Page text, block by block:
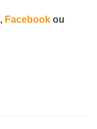
, Facebook ou